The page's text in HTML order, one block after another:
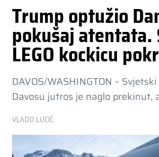
Trump optužio
pokušaj atentata.
LEGO kockicu
DAVOS/WASHINGTON –
Davosu jutros je naglo prekinut,
VLADO LUCIĆ